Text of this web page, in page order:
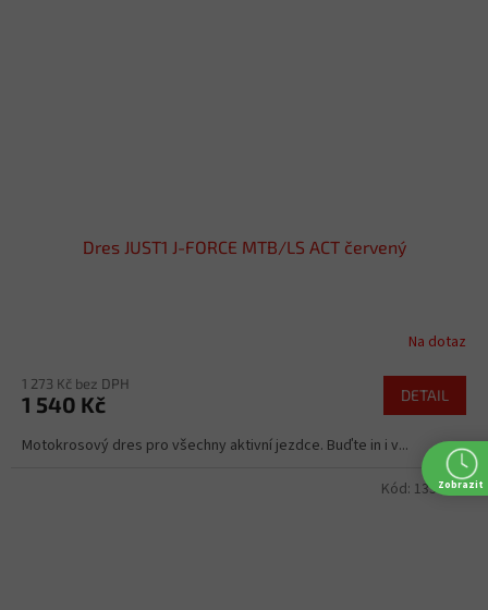
Dres JUST1 J-FORCE MTB/LS ACT červený
Na dotaz
1 273 Kč bez DPH
1 540 Kč DETAIL
Motokrosový dres pro všechny aktivní jezdce. Buďte in i v...
Kód: 13397/S
Zobrazit